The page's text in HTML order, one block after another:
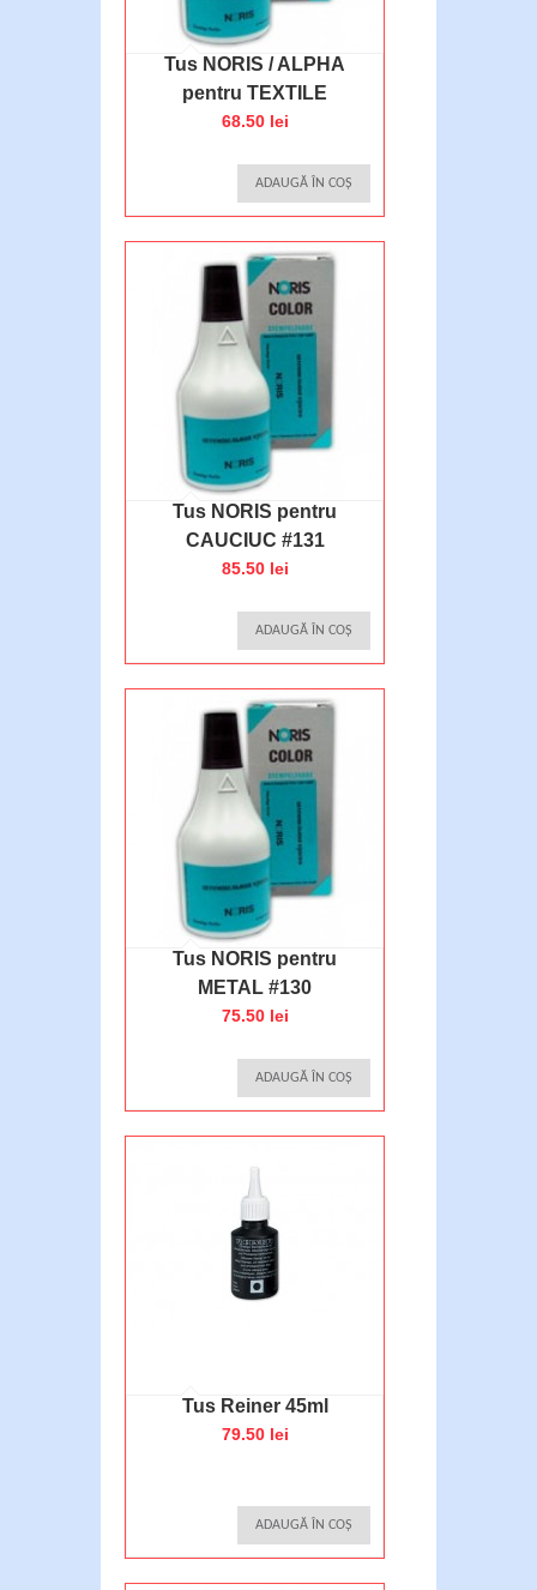
Tus NORIS / ALPHA
pentru TEXTILE
68.50 lei
ADAUGĂ ÎN COȘ
Tus NORIS pentru
CAUCIUC #131
85.50 lei
ADAUGĂ ÎN COȘ
Tus NORIS pentru
METAL #130
75.50 lei
ADAUGĂ ÎN COȘ
Tus Reiner 45ml
79.50 lei
ADAUGĂ ÎN COȘ